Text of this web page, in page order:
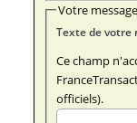
Votre message
Ce champ
officiels).